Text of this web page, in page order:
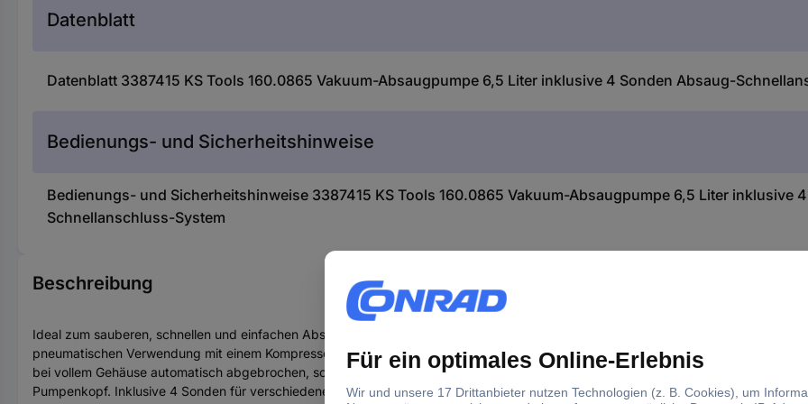
Datenblatt
Datenblatt 3387415 KS Tools 160.0865 Vakuum-Absaugpumpe 6,5 Liter inklusive 4 Sonden Absaug-
Bedienungs- und Sicherheitshinweise
Bedienungs- und Sicherheitshinweise 3387415 KS Tools 160.0865 Vakuum-Absaugpumpe 6,5 Liter inklusive
Schnellanschluss-System
Beschreibung
Ideal zum sauberen, schnellen und einfachen Absaugen, Ansaugen und Entleeren von Flüssigkeiten. Geeignet für Motoröl,
pneumatischen Verwendung mit einem Kompressor oder manuell mit integrierter Handpumpe. Passende Sonde auswählen und
bei vollem Gehäuse automatisch abgebrochen, sodass keine Flüssigkeit überläuft. Mit integriertem Überdruckventil für mehr
Pumpenkopf. Inklusive 4 Sonden für verschiedene Anwendungen.